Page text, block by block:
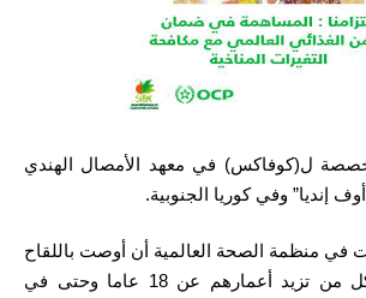
ل(كوفاكس) في معهد الأمصال الهندي
إنديا” وفي كوريا الجنوبية.
في منظمة الصحة العالمية أن أوصت باللقاح
الأسبوع الماضي لكل من تزيد أعمارهم عن 18 عاما وحتى في